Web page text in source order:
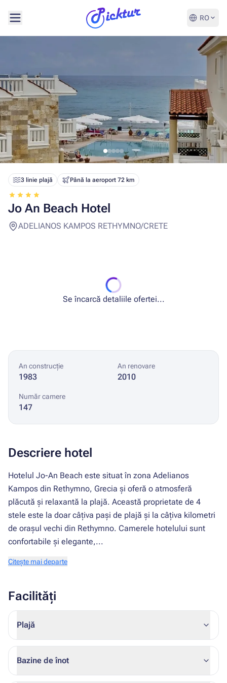
RO
3 linie plajă Până la aeroport 72 km
Jo An Beach Hotel
ADELIANOS KAMPOS RETHYMNO/CRETE
Se încarcă detaliile ofertei...
An construcție
1983
An renovare
2010
Număr camere
147
Descriere hotel
Hotelul Jo-An Beach este situat în zona Adelianos
Kampos din Rethymno, Grecia și oferă o atmosferă
plăcută și relaxantă la plajă. Această proprietate de 4
stele este la doar câțiva pași de plajă și la câțiva kilometri
de orașul vechi din Rethymno. Camerele hotelului sunt
confortabile și elegante,...
Citește mai departe
Facilități
Plajă
Bazine de înot